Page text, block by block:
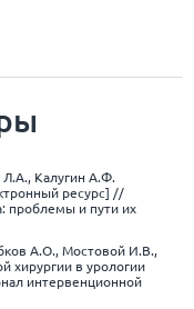
Калугин А.Ф.
ресурс] //
проблемы и пути их
А.О., Мостовой И.В.,
хирургии в урологии
интервенционной